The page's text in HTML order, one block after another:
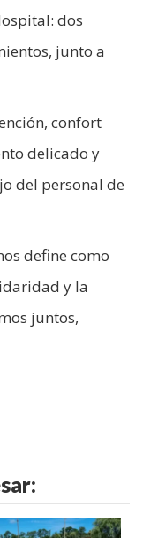
dos
junto a
confort
delicado y
del personal de
define como
y la
juntos,